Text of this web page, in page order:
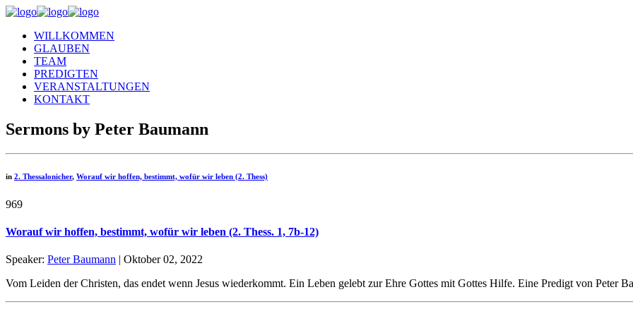
WILLKOMMEN
GLAUBEN
TEAM
PREDIGTEN
VERANSTALTUNGEN
KONTAKT
Sermons by Peter Baumann
in 2. Thessalonicher, Worauf wir hoffen, bestimmt, wofür wir leben (2. Thess)
969
Worauf wir hoffen, bestimmt, wofür wir leben (2. Thess. 1, 7b-12)
Speaker: Peter Baumann | Oktober 02, 2022
Vom Leiden der Christen, das endet wenn Jesus wiederkommt. Ein Leben gelebt zur Ehre Gottes mit Gottes Hilfe. Eine Predigt von Peter